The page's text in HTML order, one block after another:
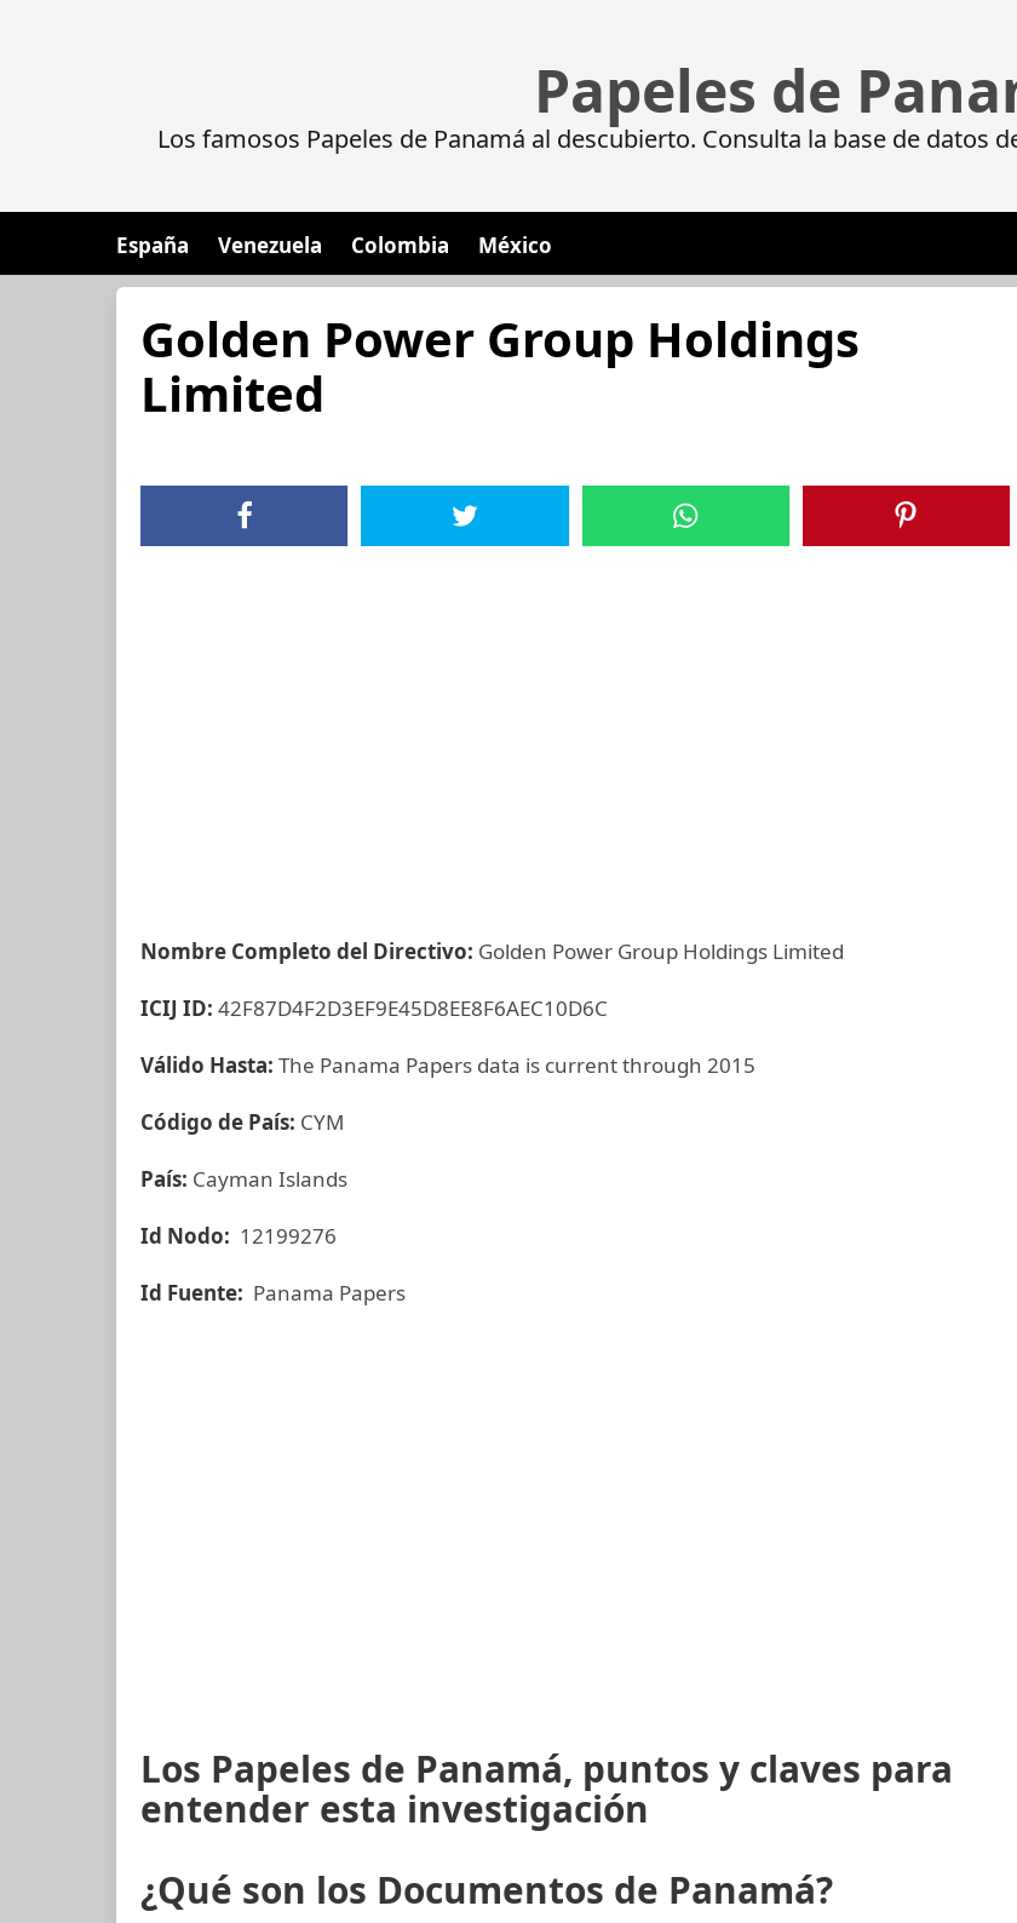
Papeles de
Los famosos Papeles de Panamá al descubierto. Consulta la base de datos
España Venezuela Colombia México
Golden Power Group Holdings
Limited
Nombre Completo del Directivo: Golden Power Group Holdings Limited
ICIJ ID: 42F87D4F2D3EF9E45D8EE8F6AEC10D6C
Válido Hasta: The Panama Papers data is current through 2015
Código de País: CYM
País: Cayman Islands
Id Nodo: 12199276
Id Fuente: Panama Papers
Los Papeles de Panamá, puntos y claves para
entender esta investigación
¿Qué son los Documentos de Panamá?